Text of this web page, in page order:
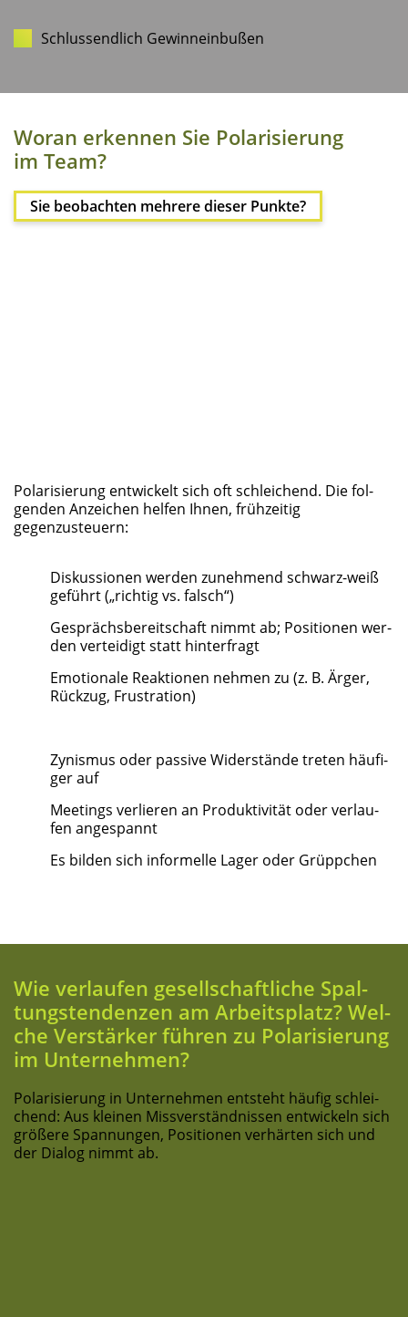
Schluss­end­lich Gewinneinbußen
Wor­an erken­nen Sie Pola­ri­sie­rung
im Team?
Sie beob­ach­ten meh­re­re die­ser Punkte?
Pola­ri­sie­rung ent­wi­ckelt sich oft schlei­chend. Die fol­
gen­den Anzei­chen hel­fen Ihnen, früh­zei­tig
gegenzusteuern:
Dis­kus­sio­nen wer­den zuneh­mend schwarz-weiß
geführt („rich­tig vs. falsch“)
Gesprächs­be­reit­schaft nimmt ab; Posi­tio­nen wer­
den ver­tei­digt statt hinterfragt
Emo­tio­na­le Reak­tio­nen neh­men zu (z. B. Ärger,
Rück­zug, Frustration)
Zynis­mus oder pas­si­ve Wider­stän­de tre­ten häu­fi­
ger auf
Mee­tings ver­lie­ren an Pro­duk­ti­vi­tät oder ver­lau­
fen angespannt
Es bil­den sich infor­mel­le Lager oder Grüppchen
Wie ver­lau­fen gesell­schaft­li­che Spal­
tungs­ten­den­zen am Arbeits­platz? Wel­
che Ver­stär­ker füh­ren zu Pola­ri­sie­rung
im Unternehmen?
Pola­ri­sie­rung in Unter­neh­men ent­steht häu­fig schlei­
chend: Aus klei­nen Miss­ver­ständ­nis­sen ent­wi­ckeln sich
grö­ße­re Span­nun­gen, Posi­tio­nen ver­här­ten sich und
der Dia­log nimmt ab.